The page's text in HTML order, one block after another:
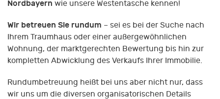
Nordbayern wie unsere Westentasche kennen!
Wir betreuen Sie rundum – sei es bei der Suche nach
Ihrem Traumhaus oder einer außergewöhnlichen
Wohnung, der marktgerechten Bewertung bis hin zur
kompletten Abwicklung des Verkaufs Ihrer Immobilie.
Rundumbetreuung heißt bei uns aber nicht nur, dass
wir uns um die diversen organisatorischen Details